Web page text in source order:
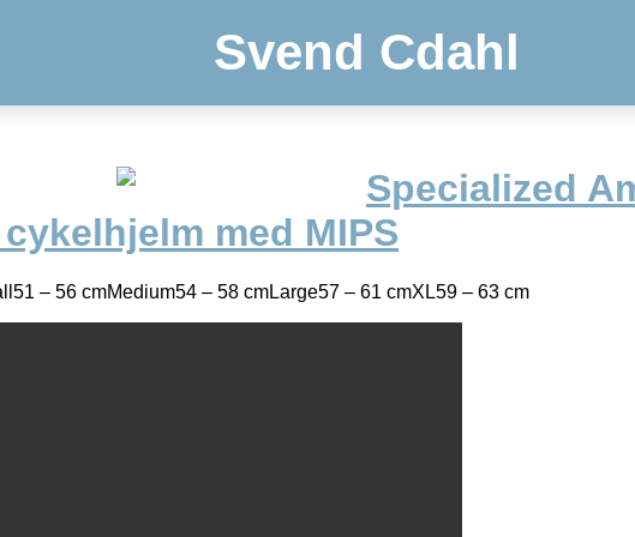
Svend Cdahl
Specialized
med MIPS
– 56 cmMedium54 – 58 cmLarge57 – 61 cmXL59 – 63 cm